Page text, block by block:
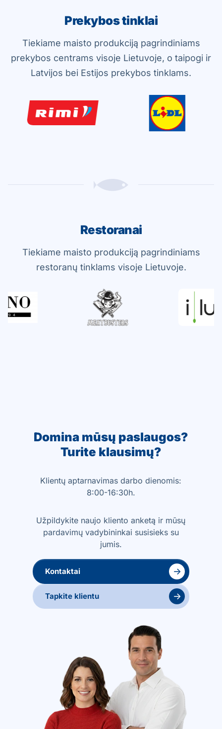
Prekybos tinklai
Tiekiame maisto produkciją pagrindiniams
prekybos centrams visoje Lietuvoje, о taipogi ir
Latvijos bei Estijos prekybos tinklams.
Restoranai
Tiekiame maisto produkciją pagrindiniams
restoranų tinklams visoje Lietuvoje.
Domina mūsų paslaugos?
Turite klausimų?
Klientų aptarnavimas darbo dienomis:
8:00-16:30h.
Užpildykite naujo kliento anketą ir mūsų
pardavimų vadybininkai susisieks su
jumis.
Kontaktai →
Tapkite klientu →